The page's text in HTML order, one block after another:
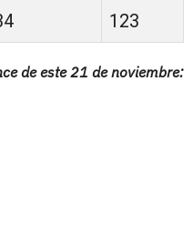
123
de este 21 de noviembre: